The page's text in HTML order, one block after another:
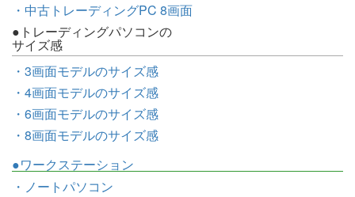
・中古トレーディングPC 8画面
●トレーディングパソコンの
サイズ感
・3画面モデルのサイズ感
・4画面モデルのサイズ感
・6画面モデルのサイズ感
・8画面モデルのサイズ感
●ワークステーション
・ノートパソコン